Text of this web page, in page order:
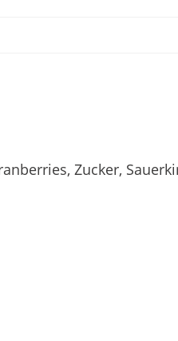
Zucker,